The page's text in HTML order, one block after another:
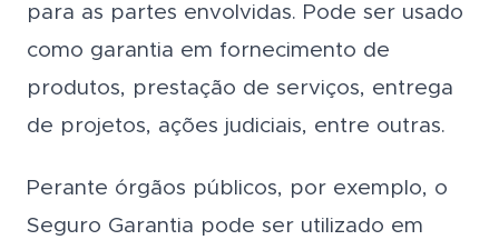
para as partes envolvidas. Pode ser usado
como garantia em fornecimento de
produtos, prestação de serviços, entrega
de projetos, ações judiciais, entre outras.
Perante órgãos públicos, por exemplo, o
Seguro Garantia pode ser utilizado em